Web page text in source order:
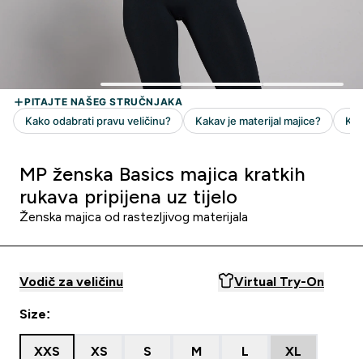
MP ženska Basics majica kratkih
rukava pripijena uz tijelo
Ženska majica od rastezljivog materijala
Vodič za veličinu Virtual Try-On
Size:
XXS XS S M L XL